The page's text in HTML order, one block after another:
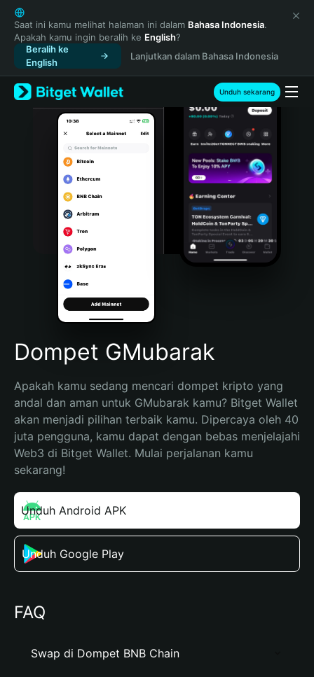
English
日本語
Tiếng Việt
Русский
Español (Latinoamérica)
Türkçe
Italiano
Português (Portugal)
Bahasa Indonesia
Português (Brasil)
Español (Argentina)
Saat ini kamu melihat halaman ini dalam Bahasa Indonesia.
Apakah kamu ingin beralih ke English?
Beralih ke
English
Lanjutkan dalam Bahasa Indonesia
Unduh sekarang
Dompet GMubarak
Apakah kamu sedang mencari dompet kripto yang
andal dan aman untuk GMubarak kamu? Bitget Wallet
akan menjadi pilihan terbaik kamu. Dipercaya oleh 40
juta pengguna, kamu dapat dengan bebas menjelajahi
Web3 di Bitget Wallet. Mulai perjalanan kamu
sekarang!
Unduh Android APK
Unduh Google Play
FAQ
Swap di Dompet BNB Chain